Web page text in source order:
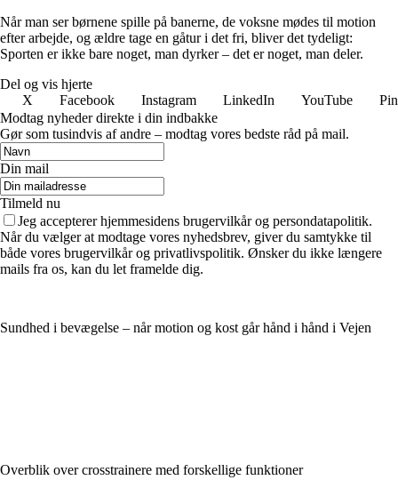
Når man ser børnene spille på banerne, de voksne mødes til motion
efter arbejde, og ældre tage en gåtur i det fri, bliver det tydeligt:
Sporten er ikke bare noget, man dyrker – det er noget, man deler.
Del og vis hjerte
X
Facebook Instagram LinkedIn YouTube
Modtag nyheder direkte i din indbakke
Gør som tusindvis af andre – modtag vores bedste råd på mail.
Din mail
Tilmeld nu
Jeg accepterer hjemmesidens brugervilkår og persondatapolitik.
Når du vælger at modtage vores nyhedsbrev, giver du samtykke til
både vores brugervilkår og privatlivspolitik. Ønsker du ikke længere
mails fra os, kan du let framelde dig.
Sundhed i bevægelse – når motion og kost går hånd i hånd i Vejen
Overblik over crosstrainere med forskellige funktioner